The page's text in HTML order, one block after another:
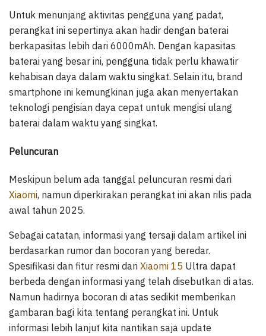
Untuk menunjang aktivitas pengguna yang padat,
perangkat ini sepertinya akan hadir dengan baterai
berkapasitas lebih dari 6000mAh. Dengan kapasitas
baterai yang besar ini, pengguna tidak perlu khawatir
kehabisan daya dalam waktu singkat. Selain itu, brand
smartphone ini kemungkinan juga akan menyertakan
teknologi pengisian daya cepat untuk mengisi ulang
baterai dalam waktu yang singkat.
Peluncuran
Meskipun belum ada tanggal peluncuran resmi dari
Xiaomi, namun diperkirakan perangkat ini akan rilis pada
awal tahun 2025.
Sebagai catatan, informasi yang tersaji dalam artikel ini
berdasarkan rumor dan bocoran yang beredar.
Spesifikasi dan fitur resmi dari Xiaomi 15 Ultra dapat
berbeda dengan informasi yang telah disebutkan di atas.
Namun hadirnya bocoran di atas sedikit memberikan
gambaran bagi kita tentang perangkat ini. Untuk
informasi lebih lanjut kita nantikan saja update